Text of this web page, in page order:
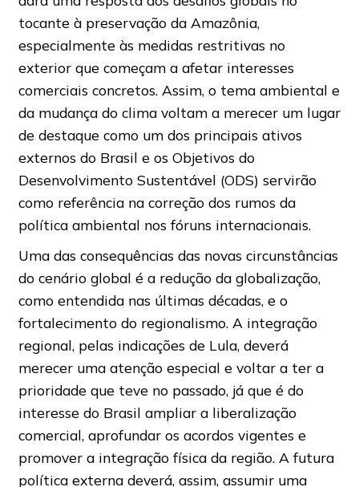
tocante à preservação da Amazônia,
especialmente às medidas restritivas no
exterior que começam a afetar interesses
comerciais concretos. Assim, o tema ambiental e
da mudança do clima voltam a merecer um lugar
de destaque como um dos principais ativos
externos do Brasil e os Objetivos do
Desenvolvimento Sustentável (ODS) servirão
como referência na correção dos rumos da
política ambiental nos fóruns internacionais.
Uma das consequências das novas circunstâncias
do cenário global é a redução da globalização,
como entendida nas últimas décadas, e o
fortalecimento do regionalismo. A integração
regional, pelas indicações de Lula, deverá
merecer uma atenção especial e voltar a ter a
prioridade que teve no passado, já que é do
interesse do Brasil ampliar a liberalização
comercial, aprofundar os acordos vigentes e
promover a integração física da região. A futura
política externa deverá, assim, assumir uma